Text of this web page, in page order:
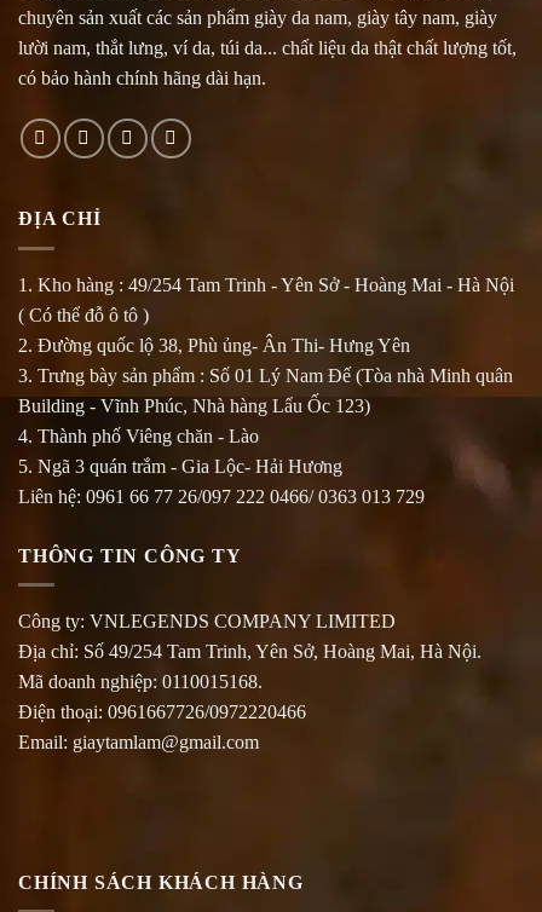
chuyên sản xuất các sản phẩm giày da nam, giày tây nam, giày
lười nam, thắt lưng, ví da, túi da... chất liệu da thật chất lượng tốt,
có bảo hành chính hãng dài hạn.
ĐỊA CHỈ
1. Kho hàng : 49/254 Tam Trinh - Yên Sở - Hoàng Mai - Hà Nội
( Có thể đỗ ô tô )
2. Đường quốc lộ 38, Phù ủng- Ân Thi- Hưng Yên
3. Trưng bày sản phẩm : Số 01 Lý Nam Đế (Tòa nhà Minh quân
Building - Vĩnh Phúc, Nhà hàng Lẩu Ốc 123)
4. Thành phố Viêng chăn - Lào
5. Ngã 3 quán trắm - Gia Lộc- Hải Hương
Liên hệ: 0961 66 77 26/097 222 0466/ 0363 013 729
THÔNG TIN CÔNG TY
Công ty: VNLEGENDS COMPANY LIMITED
Địa chỉ: Số 49/254 Tam Trinh, Yên Sở, Hoàng Mai, Hà Nội.
Mã doanh nghiệp: 0110015168.
Điện thoại: 0961667726/0972220466
Email: giaytamlam@gmail.com
CHÍNH SÁCH KHÁCH HÀNG